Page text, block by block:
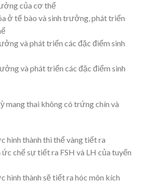
của cơ thể
ở tế bào và sinh trưởng, phát triển
và phát triển các đặc điểm sinh
và phát triển các đặc điểm sinh
mang thai không có trứng chín và
hình thành thì thể vàng tiết ra
chế sự tiết ra FSH và LH của tuyến
hình thành sẽ tiết ra hóc môn kích